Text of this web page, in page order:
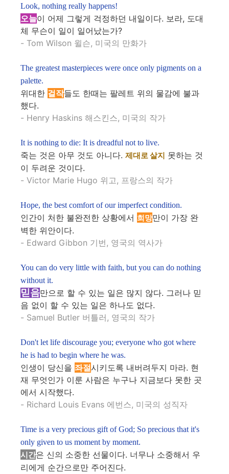
Look, nothing really happens!
오늘이 어제 그렇게 걱정하던 내일이다. 보라, 도대
체 무슨이 일이 일어났는가?
- Tom Wilson 윌슨, 미국의 만화가
The greatest masterpieces were once only pigments on a
palette.
위대한 걸작들도 한때는 팔레트 위의 물감에 불과
했다.
- Henry Haskins 해스킨스, 미국의 작가
It is nothing to die: It is dreadful not to live.
죽는 것은 아무 것도 아니다. 제대로 살지 못하는 것
이 두려운 것이다.
- Victor Marie Hugo 위고, 프랑스의 작가
Hope, the best comfort of our imperfect condition.
인간이 처한 불완전한 상황에서 희망만이 가장 완
벽한 위안이다.
- Edward Gibbon 기번, 영국의 역사가
You can do very little with faith, but you can do nothing
without it.
믿음만으로 할 수 있는 일은 많지 않다. 그러나 믿
음 없이 할 수 있는 일은 하나도 없다.
- Samuel Butler 버틀러, 영국의 작가
Don't let life discourage you; everyone who got where
he is had to begin where he was.
인생이 당신을 좌절시키도록 내버려두지 마라. 현
재 무엇인가 이룬 사람은 누구나 지금보다 못한 곳
에서 시작했다.
- Richard Louis Evans 에번스, 미국의 성직자
Time is a very precious gift of God; So precious that it's
only given to us moment by moment.
시간은 신의 소중한 선물이다. 너무나 소중해서 우
리에게 순간으로만 주어진다.